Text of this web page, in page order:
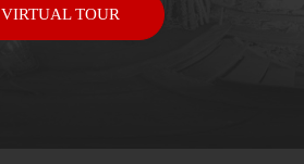
VIRTUAL TOUR